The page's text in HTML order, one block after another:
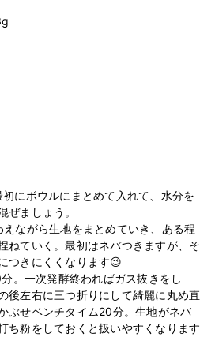
初にボウルにまとめて入れて、水分を
ぜましょう。
えながら生地をまとめていき、ある程
ねていく。最初はネバつきますが、そ
つきにくくなります😉
。一次発酵終わればガス抜きをし
後左右に三つ折りにして綺麗に丸め直
ぶせベンチタイム20分。生地がネバ
ち粉をしておくと扱いやすくなります